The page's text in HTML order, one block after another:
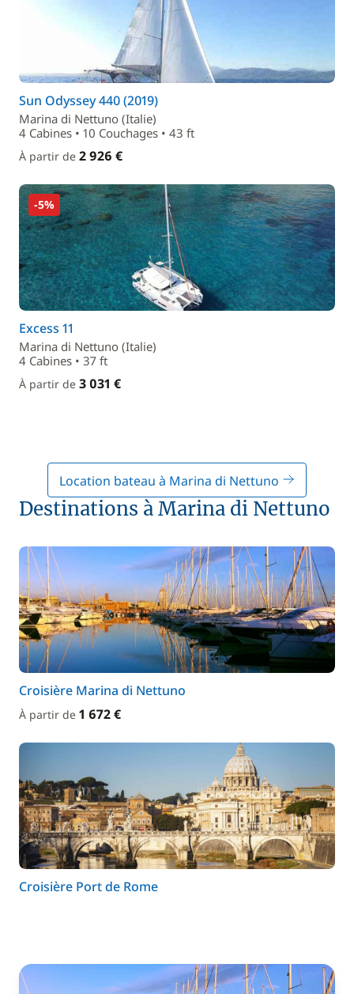
Sun Odyssey 440 (2019)
Marina di Nettuno (Italie)
4 Cabines • 10 Couchages • 43 ft
À partir de 2 926 €
-5%
Excess 11
Marina di Nettuno (Italie)
4 Cabines • 37 ft
À partir de 3 031 €
Location bateau à Marina di Nettuno
Destinations à Marina di Nettuno
Croisière Marina di Nettuno
À partir de 1 672 €
Croisière Port de Rome